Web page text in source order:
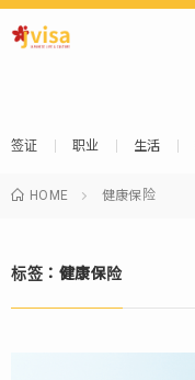
签证 职业 生活
HOME 健康保险
标签：健康保险